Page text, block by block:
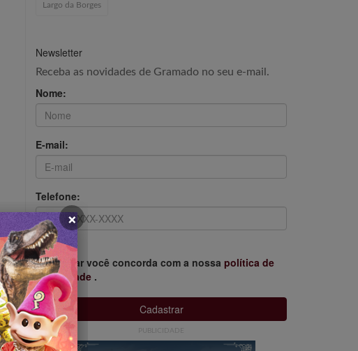
Largo da Borges
Newsletter
Receba as novidades de Gramado no seu e-mail.
Nome:
E-mail:
Telefone:
Ao aceitar você concorda com a nossa política de
privacidade .
Cadastrar
PUBLICIDADE
×